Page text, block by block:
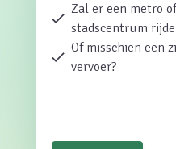
Zal er een metro
stadscentrum
Of misschien een
vervoer?